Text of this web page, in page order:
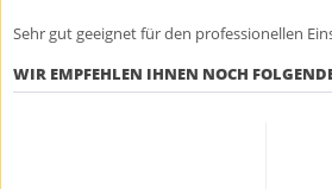
Sehr gut geeignet für den professionellen
WIR EMPFEHLEN IHNEN NOCH